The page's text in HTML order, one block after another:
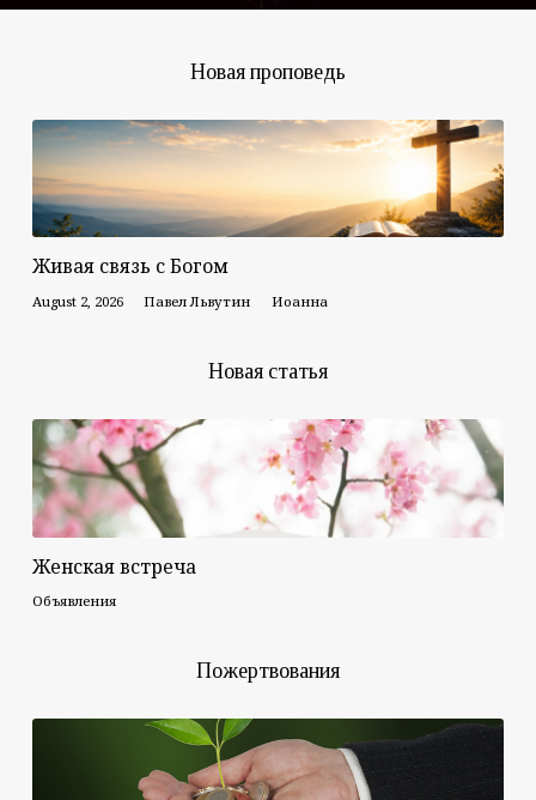
Новая проповедь
Живая связь с Богом
August 2, 2026 Павел Львутин Иоанна
Новая статья
Женская встреча
Объявления
Пожертвования